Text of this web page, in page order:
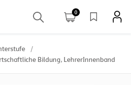
0
/
Bildung, LehrerInnenband